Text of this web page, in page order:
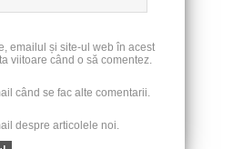
emailul și site-ul web în acest
viitoare când o să comentez.
când se fac alte comentarii.
despre articolele noi.